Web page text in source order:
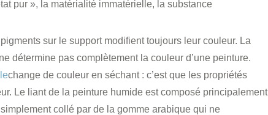
pur », la matérialité immatérielle, la substance
sur le support modifient toujours leur couleur. La
détermine pas complètement la couleur d’une peinture.
change de couleur en séchant : c’est que les propriétés
Le liant de la peinture humide est composé principalement
collé par de la gomme arabique qui ne